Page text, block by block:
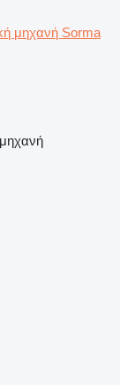
μηχανή Sorma
μηχανή